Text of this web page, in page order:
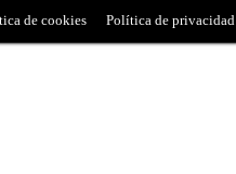
de cookies Política de privacidad